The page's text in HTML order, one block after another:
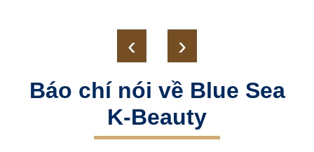
‹ ›
Báo chí nói về Blue Sea
K-Beauty